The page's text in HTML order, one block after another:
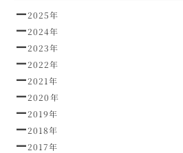
2025年
2024年
2023年
2022年
2021年
2020年
2019年
2018年
2017年